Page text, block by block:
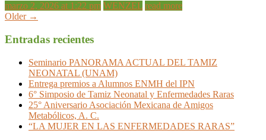
marzo 2, 2026 at 1:22 pm WENZEL read more
Older →
Entradas recientes
Seminario PANORAMA ACTUAL DEL TAMIZ
NEONATAL (UNAM)
Entrega premios a Alumnos ENMH del IPN
6° Simposio de Tamiz Neonatal y Enfermedades Raras
25° Aniversario Asociación Mexicana de Amigos
Metabólicos, A. C.
“LA MUJER EN LAS ENFERMEDADES RARAS”